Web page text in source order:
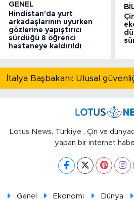
GENEL
Hindistan'da yurt
arkadaşlarının uyurken
gözlerine yapıştırıcı
sürdüğü 8 öğrenci
hastaneye kaldırıldı
Lotus News, Türkiye , Çin ve
yapan bir internet
Genel Ekonomi Dünya